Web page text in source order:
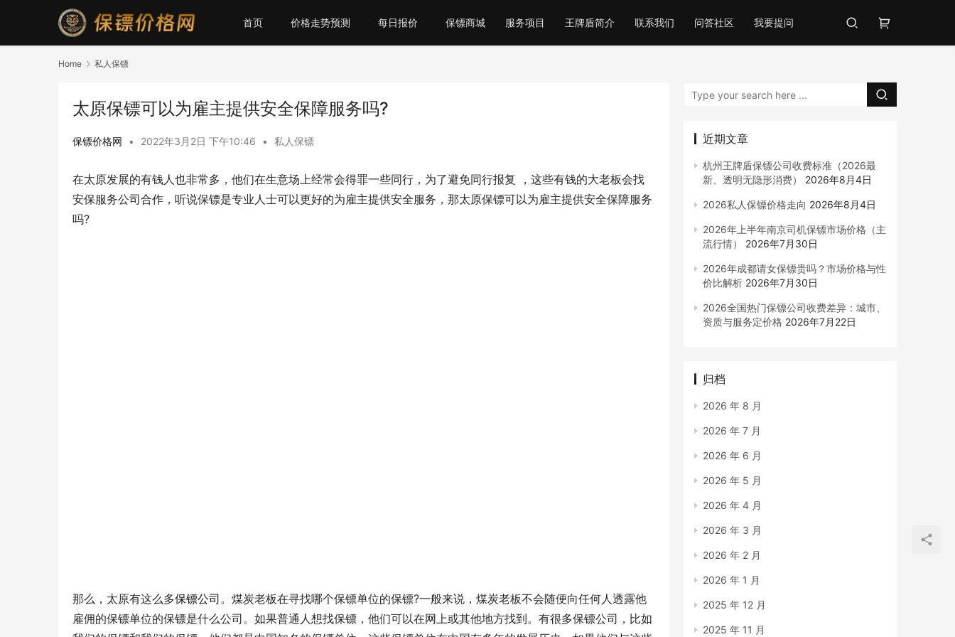
首页 价格走势预测 每日报价 保镖商城 服务项目 王牌盾简介 联系我们 问答社区 我要提问
Home 私人保镖
太原保镖可以为雇主提供安全保障服务吗?
保镖价格网 • 2022年3月2日 下午10:46 • 私人保镖
在太原发展的有钱人也非常多，他们在生意场上经常会得罪一些同行，为了避免同行报复 ，这些有钱的大老板会找
安保服务公司合作，听说保镖是专业人士可以更好的为雇主提供安全服务，那太原保镖可以为雇主提供安全保障服务
吗?
那么，太原有这么多保镖公司。煤炭老板在寻找哪个保镖单位的保镖?一般来说，煤炭老板不会随便向任何人透露他
雇佣的保镖单位的保镖是什么公司。如果普通人想找保镖，他们可以在网上或其他地方找到。有很多保镖公司，比如
近期文章
杭州王牌盾保镖公司收费标准（2026最
新、透明无隐形消费）
2026年8月4日
2026私人保镖价格走向 2026年8月4日
2026年上半年南京司机保镖市场价格（主
流行情）
2026年7月30日
2026年成都请女保镖贵吗？市场价格与性
价比解析 2026年7月30日
2026全国热门保镖公司收费差异：城市、
资质与服务定价格 2026年7月22日
归档
2026 年 8 月
2026 年 7 月
2026 年 6 月
2026 年 5 月
2026 年 4 月
2026 年 3 月
2026 年 2 月
2026 年 1 月
2025 年 12 月
2025 年 11 月